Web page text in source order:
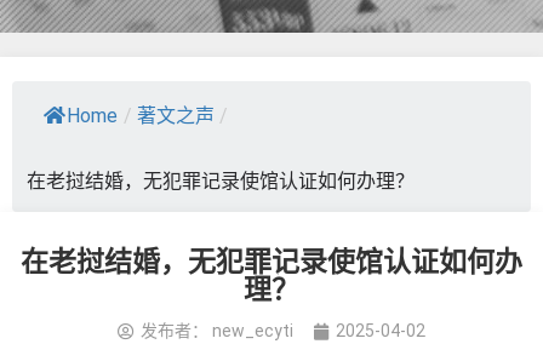
Home / 著文之声 /
在老挝结婚，无犯罪记录使馆认证如何办理？
在老挝结婚，无犯罪记录使馆认证如何办
理？
发布者： new_ecyti 2025-04-02